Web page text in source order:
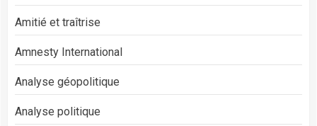
Amitié et traîtrise
Amnesty International
Analyse géopolitique
Analyse politique